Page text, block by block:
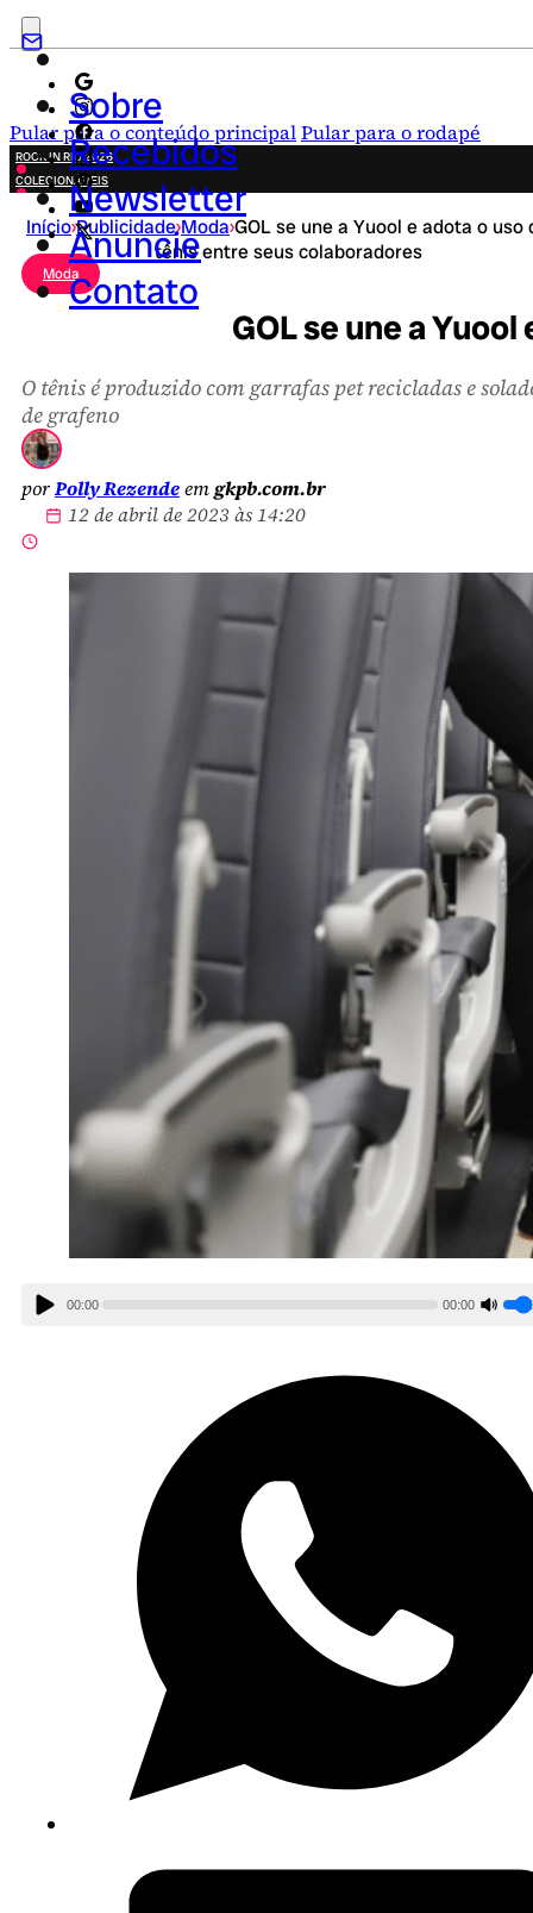
Pular para o conteúdo principalPular para o rodapé
Sobre
Recebidos
Newsletter
Anuncie
Contato
ROCK IN RIO 2026
COLECIONÁVEIS
FESTA JUNINA
NOVIDADES
CAMPANHAS CRIATIVAS
Início›Publicidade›Moda›GOL se une a Yuool e adota o uso
tênis entre seus colaboradores
Moda
GOL se une a
O tênis é produzido com garrafas pet recicladas e
de grafeno
porPolly Rezendeemgkpb.com.br
12 de abril de 2023 às 14:20
00:00 00:00